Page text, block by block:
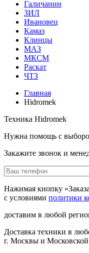
Галичанин
ЗИЛ
Ивановец
Камаз
Клинцы
МАЗ
МКСМ
Раскат
ЧТЗ
Главная
Hidromek
Техника Hidromek
Нужна помощь с
Закажите звонок и
Нажимая кнопку
с условиями политики
доставим в любой
Доставка техники в
г. Москвы и Московской